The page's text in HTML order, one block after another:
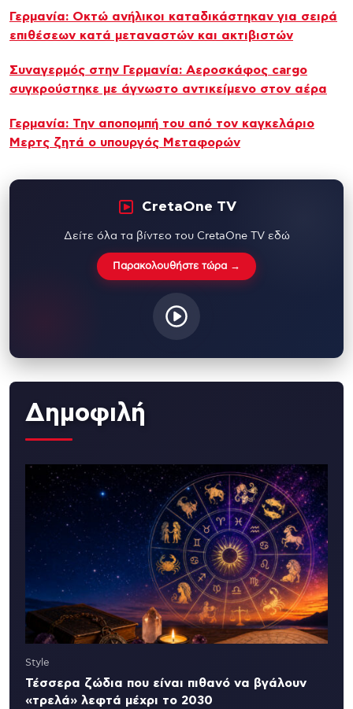
Γερμανία: Οκτώ ανήλικοι καταδικάστηκαν για σειρά
επιθέσεων κατά μεταναστών και ακτιβιστών
Συναγερμός στην Γερμανία: Αεροσκάφος cargo
συγκρούστηκε με άγνωστο αντικείμενο στον αέρα
Γερμανία: Την αποπομπή του από τον καγκελάριο
Μερτς ζητά ο υπουργός Μεταφορών
CretaOne TV
Δείτε όλα τα βίντεο του CretaOne TV εδώ
Παρακολουθήστε τώρα →
Δημοφιλή
Style
Τέσσερα ζώδια που είναι πιθανό να βγάλουν
«τρελά» λεφτά μέχρι το 2030